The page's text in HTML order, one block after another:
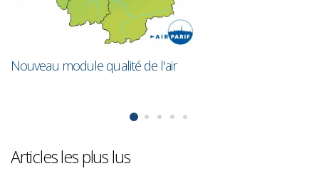
Nouveau module qualité de l'air
Articles les plus lus